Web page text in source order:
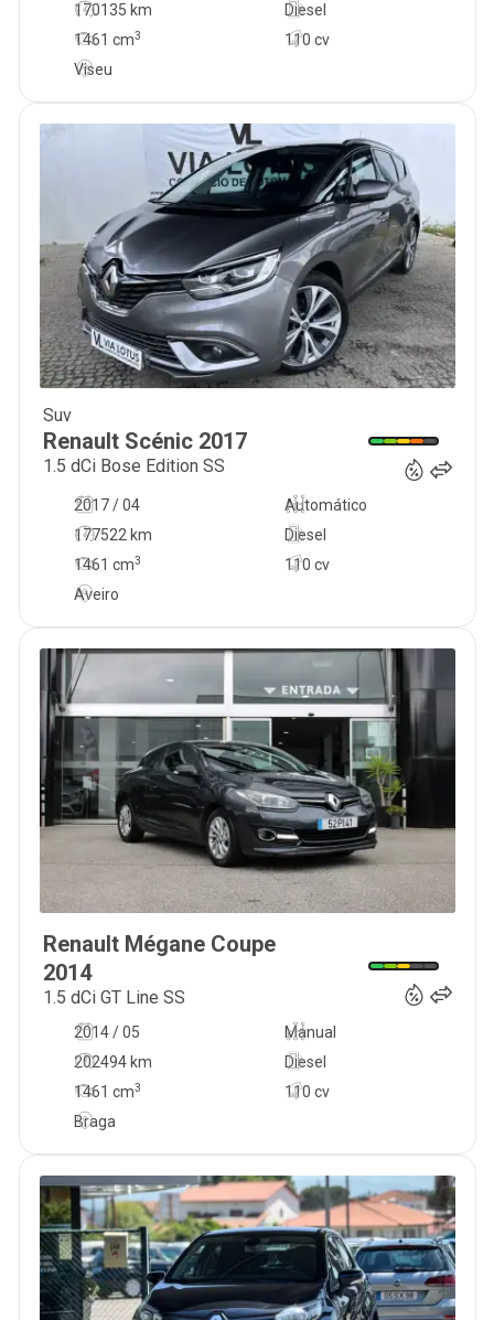
170135 km
110 cv
Diesel
1461 cm3
Viseu
Suv
Renault Scénic 2017
1.5 dCi Bose Edition SS
2017 / 04
Automático
177522 km
110 cv
Diesel
1461 cm3
Aveiro
Renault Mégane Coupe
2014
1.5 dCi GT Line SS
2014 / 05
Manual
202494 km
110 cv
Diesel
1461 cm3
Braga